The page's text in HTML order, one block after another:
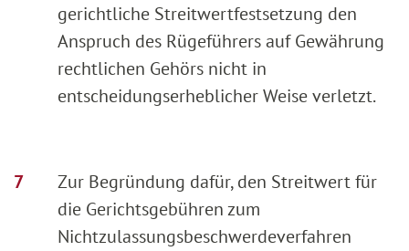
gerichtliche Streitwertfestsetzung den
Anspruch des Rügeführers auf Gewährung
rechtlichen Gehörs nicht in
entscheidungserheblicher Weise verletzt.
Zur Begründung dafür, den Streitwert für
die Gerichtsgebühren zum
Nichtzulassungsbeschwerdeverfahren